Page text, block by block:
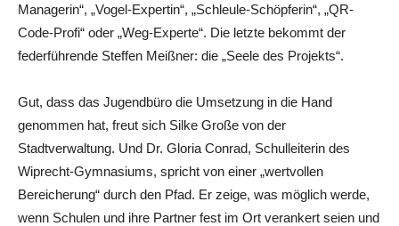
Managerin“, „Vogel-Expertin“, „Schleule-Schöpferin“, „QR-
Code-Profi“ oder „Weg-Experte“. Die letzte bekommt der
federführende Steffen Meißner: die „Seele des Projekts“.
Gut, dass das Jugendbüro die Umsetzung in die Hand
genommen hat, freut sich Silke Große von der
Stadtverwaltung. Und Dr. Gloria Conrad, Schulleiterin des
Wiprecht-Gymnasiums, spricht von einer „wertvollen
Bereicherung“ durch den Pfad. Er zeige, was möglich werde,
wenn Schulen und ihre Partner fest im Ort verankert seien und